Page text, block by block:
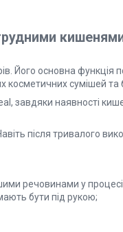
Його основна функція
косметичних сумішей та
завдяки наявності
після тривалого
речовинами у
бути під рукою;